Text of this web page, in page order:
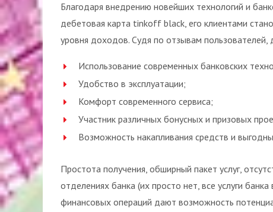
Благодаря внедрению новейших технологий и
дебетовая карта tinkoff black, его клиентами
уровня доходов. Судя по отзывам
Использование современных банковских
Удобство в эксплуатации;
Комфорт современного сервиса;
Участник различных бонусных и призовых
Возможность накапливания средств и
Простота получения, обширный пакет услуг,
отделениях банка (их просто нет, все услуги
финансовых операций дают возможность